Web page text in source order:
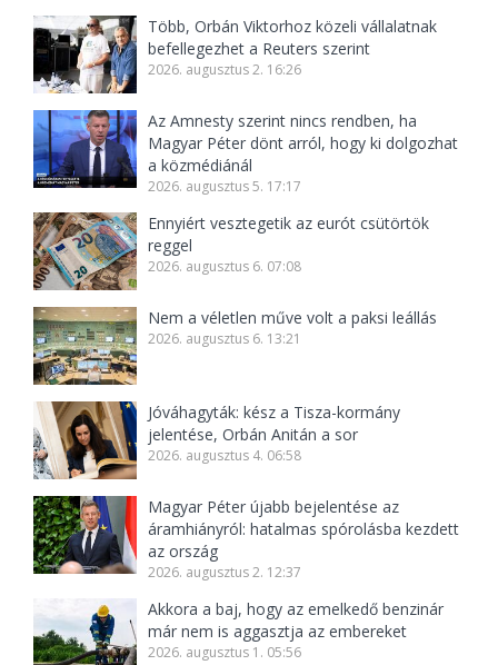
Több, Orbán Viktorhoz közeli vállalatnak
befellegezhet a Reuters szerint
2026. augusztus 2. 16:26
Az Amnesty szerint nincs rendben, ha
Magyar Péter dönt arról, hogy ki dolgozhat
a közmédiánál
2026. augusztus 5. 17:17
Ennyiért vesztegetik az eurót csütörtök
reggel
2026. augusztus 6. 07:08
Nem a véletlen műve volt a paksi leállás
2026. augusztus 6. 13:21
Jóváhagyták: kész a Tisza-kormány
jelentése, Orbán Anitán a sor
2026. augusztus 4. 06:58
Magyar Péter újabb bejelentése az
áramhiányról: hatalmas spórolásba kezdett
az ország
2026. augusztus 2. 12:37
Akkora a baj, hogy az emelkedő benzinár
már nem is aggasztja az embereket
2026. augusztus 1. 05:56